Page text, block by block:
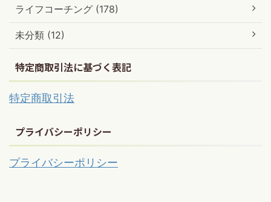
ライフコーチング (178)
未分類 (12)
特定商取引法に基づく表記
特定商取引法
プライバシーポリシー
プライバシーポリシー